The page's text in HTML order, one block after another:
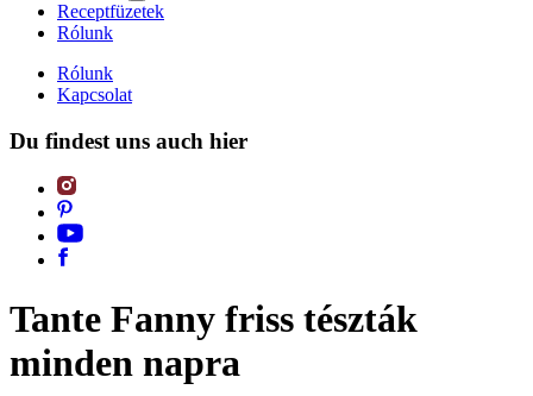
Receptfüzetek
Rólunk
Rólunk
Kapcsolat
Du findest uns auch hier
Tante Fanny friss tészták
minden napra